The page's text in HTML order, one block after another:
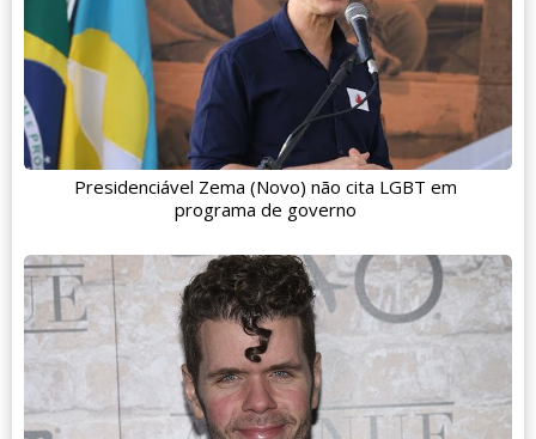
Presidenciável Zema (Novo) não cita LGBT em
programa de governo